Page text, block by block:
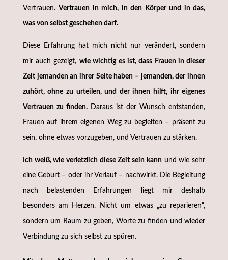
Vertrauen.Vertrauen in mich, in den Körper und in das,
was von selbst geschehen darf.
Diese Erfahrung hat mich nicht nur verändert, sondern
mir auch gezeigt, wie wichtig es ist, dass Frauen in dieser
Zeit jemanden an ihrer Seite haben – jemanden, der ihnen
zuhört, ohne zu urteilen, und der ihnen hilft, ihr eigenes
Vertrauen zu finden.Daraus ist der Wunsch entstanden,
Frauen auf ihrem eigenen Weg zu begleiten – präsent zu
sein, ohne etwas vorzugeben, und Vertrauen zu stärken.
Ich weiß, wie verletzlich diese Zeit sein kannund wie sehr
eine Geburt – oder ihr Verlauf – nachwirkt. Die Begleitung
nach belastenden Erfahrungen liegt mir deshalb
besonders am Herzen. Nicht um etwas „zu reparieren“,
sondern um Raum zu geben, Worte zu finden und wieder
Verbindung zu sich selbst zu spüren.